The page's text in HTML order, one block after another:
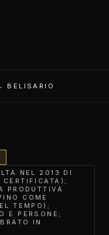
BELISARIO
NEL 2013 DI
PRODUTTIVA
COME
TEMPO);
E PERSONE;
IN